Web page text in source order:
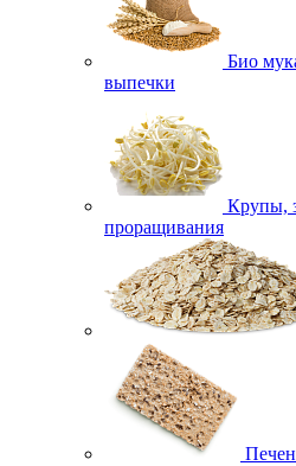
Био
выпечки
Крупы,
проращивания